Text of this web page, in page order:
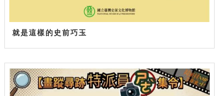
就是這樣的史前巧玉